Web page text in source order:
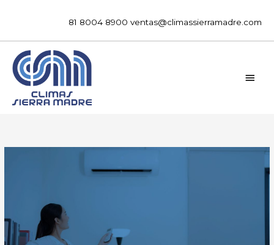
81 8004 8900 ventas@climassierramadre.com